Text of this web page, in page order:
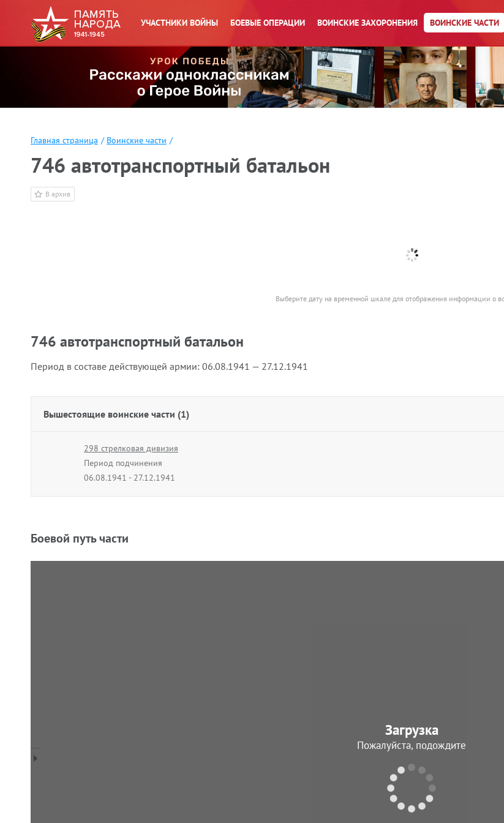
УЧАСТНИКИ ВОЙНЫ БОЕВЫЕ ОПЕРАЦИИ ВОИНСКИЕ ЗАХОРОНЕНИЯ ВОИНСКИЕ ЧАСТИ
Главная страница / Воинские части /
746 автотранспортный батальон
В архив
Выберите дату на временной шкале для отображения информации о
746 автотранспортный батальон
Период в составе действующей армии: 06.08.1941 — 27.12.1941
Вышестоящие воинские части (1)
298 стрелковая дивизия
Период подчинения
06.08.1941 - 27.12.1941
Боевой путь части
Загрузка
Пожалуйста, подождите